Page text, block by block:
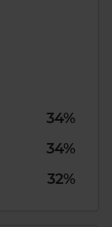
34%
34%
32%